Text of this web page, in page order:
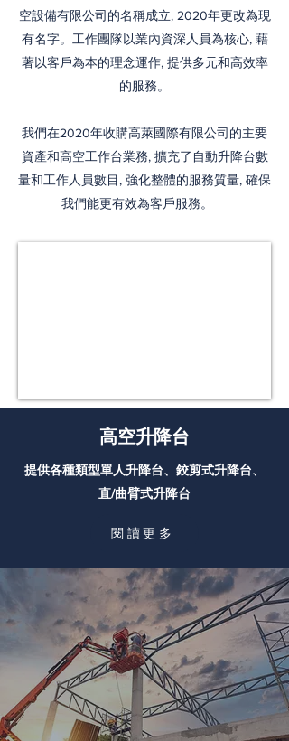
空設備有限公司的名稱成立, 2020年更改為現
有名字。工作團隊以業內資深人員為核心, 藉
著以客戶為本的理念運作, 提供多元和高效率
的服務。
我們在2020年收購高萊國際有限公司的主要
資產和高空工作台業務, 擴充了自動升降台數
量和工作人員數目, 強化整體的服務質量, 確保
我們能更有效為客戶服務。
高空升降台
提供各種類型單人升降台、鉸剪式升降台、
直/曲臂式升降台
閱讀更多